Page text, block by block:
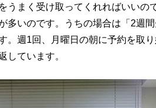
うまく受け取ってくれればいいの
多いのです。うちの場合は「2週
。週1回、月曜日の朝に予約を取
しています。